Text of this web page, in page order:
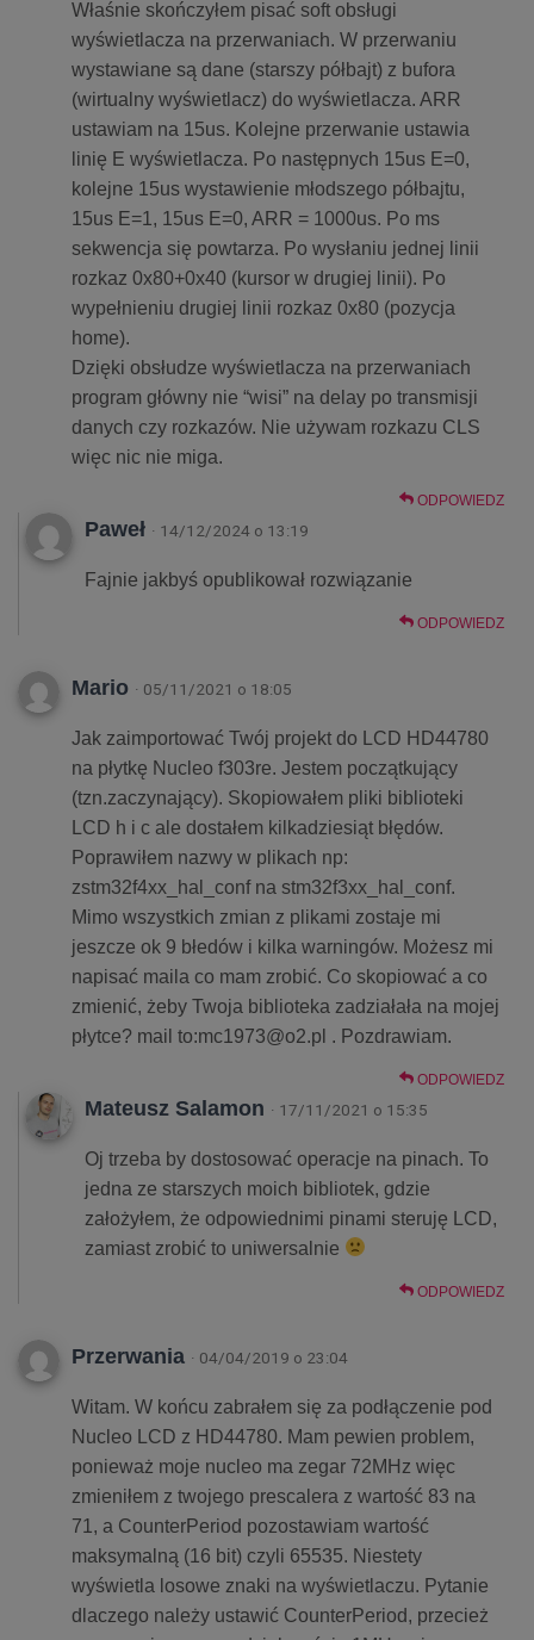
Właśnie skończyłem pisać soft obsługi
wyświetlacza na przerwaniach. W przerwaniu
wystawiane są dane (starszy półbajt) z bufora
(wirtualny wyświetlacz) do wyświetlacza. ARR
ustawiam na 15us. Kolejne przerwanie ustawia
linię E wyświetlacza. Po następnych 15us E=0,
kolejne 15us wystawienie młodszego półbajtu,
15us E=1, 15us E=0, ARR = 1000us. Po ms
sekwencja się powtarza. Po wysłaniu jednej linii
rozkaz 0x80+0x40 (kursor w drugiej linii). Po
wypełnieniu drugiej linii rozkaz 0x80 (pozycja
home).
Dzięki obsłudze wyświetlacza na przerwaniach
program główny nie “wisi” na delay po transmisji
danych czy rozkazów. Nie używam rozkazu CLS
więc nic nie miga.
ODPOWIEDZ
Paweł · 14/12/2024 o 13:19
Fajnie jakbyś opublikował rozwiązanie
ODPOWIEDZ
Mario · 05/11/2021 o 18:05
Jak zaimportować Twój projekt do LCD HD44780
na płytkę Nucleo f303re. Jestem początkujący
(tzn.zaczynający). Skopiowałem pliki biblioteki
LCD h i c ale dostałem kilkadziesiąt błędów.
Poprawiłem nazwy w plikach np:
zstm32f4xx_hal_conf na stm32f3xx_hal_conf.
Mimo wszystkich zmian z plikami zostaje mi
jeszcze ok 9 błedów i kilka warningów. Możesz mi
napisać maila co mam zrobić. Co skopiować a co
zmienić, żeby Twoja biblioteka zadziałała na mojej
płytce? mail to:mc1973@o2.pl . Pozdrawiam.
ODPOWIEDZ
Mateusz Salamon · 17/11/2021 o 15:35
Oj trzeba by dostosować operacje na pinach. To
jedna ze starszych moich bibliotek, gdzie
założyłem, że odpowiednimi pinami steruję LCD,
zamiast zrobić to uniwersalnie
ODPOWIEDZ
Przerwania · 04/04/2019 o 23:04
Witam. W końcu zabrałem się za podłączenie pod
Nucleo LCD z HD44780. Mam pewien problem,
ponieważ moje nucleo ma zegar 72MHz więc
zmieniłem z twojego prescalera z wartość 83 na
71, a CounterPeriod pozostawiam wartość
maksymalną (16 bit) czyli 65535. Niestety
wyświetla losowe znaki na wyświetlaczu. Pytanie
dlaczego należy ustawić CounterPeriod, przecież